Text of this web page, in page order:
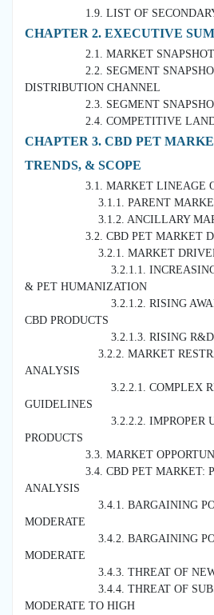
1.9. LIST OF SECONDARY
CHAPTER 2. EXECUTIVE
2.1. MARKET SNAPSHOT
2.2. SEGMENT SNAPSHOT
DISTRIBUTION CHANNEL
2.3. SEGMENT SNAPSHOT
2.4. COMPETITIVE
CHAPTER 3. CBD PET
TRENDS, & SCOPE
3.1. MARKET LINEAGE
3.1.1. PARENT MARKET
3.1.2. ANCILLARY
3.2. CBD PET MARKET
3.2.1. MARKET DRIVER
3.2.1.1. INCREASING
& PET HUMANIZATION
3.2.1.2. RISING
CBD PRODUCTS
3.2.1.3. RISING R&D
3.2.2. MARKET
ANALYSIS
3.2.2.1. COMPLEX
GUIDELINES
3.2.2.2. IMPROPER
PRODUCTS
3.3. MARKET
3.4. CBD PET MARKET:
ANALYSIS
3.4.1. BARGAINING
MODERATE
3.4.2. BARGAINING
MODERATE
3.4.3. THREAT OF NEW
3.4.4. THREAT OF
MODERATE TO HIGH